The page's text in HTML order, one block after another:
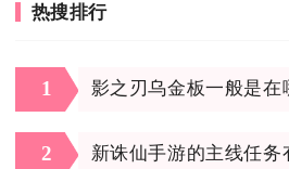
热搜排行
1 影之刃乌金板一般是在
2 新诛仙手游的主线任务